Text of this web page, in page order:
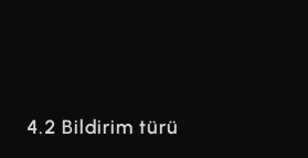
4.2 Bildirim türü